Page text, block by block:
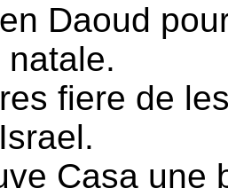
Daoud
fiere de
Casa une